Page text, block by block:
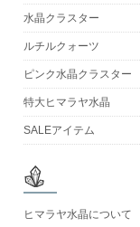
水晶クラスター
ルチルクォーツ
ピンク水晶クラスター
特大ヒマラヤ水晶
SALEアイテム
ヒマラヤ水晶について